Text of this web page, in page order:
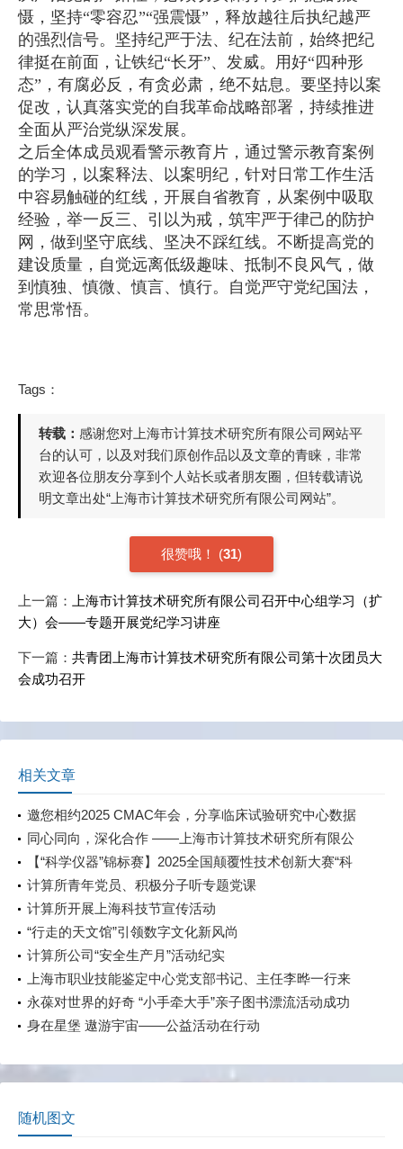
慑，坚持“零容忍”“强震慑”，释放越往后执纪越严
的强烈信号。坚持纪严于法、纪在法前，始终把纪
律挺在前面，让铁纪“长牙”、发威。用好“四种形
态”，有腐必反，有贪必肃，绝不姑息。要坚持以案
促改，认真落实党的自我革命战略部署，持续推进
全面从严治党纵深发展。
之后全体成员观看警示教育片，通过警示教育案例
的学习，以案释法、以案明纪，针对日常工作生活
中容易触碰的红线，开展自省教育，从案例中吸取
经验，举一反三、引以为戒，筑牢严于律己的防护
网，做到坚守底线、坚决不踩红线。不断提高党的
建设质量，自觉远离低级趣味、抵制不良风气，做
到慎独、慎微、慎言、慎行。自觉严守党纪国法，
常思常悟。
Tags：
转载： 感谢您对上海市计算技术研究所有限公司网站平
台的认可，以及对我们原创作品以及文章的青睐，非常
欢迎各位朋友分享到个人站长或者朋友圈，但转载请说
明文章出处“上海市计算技术研究所有限公司网站”。
很赞哦！ (31)
上一篇：
上海市计算技术研究所有限公司召开中心组学习（扩
大）会——专题开展党纪学习讲座
下一篇： 共青团上海市计算技术研究所有限公司第十次团员大
会成功召开
相关文章
邀您相约2025 CMAC年会，分享临床试验研究中心数据
直采经验与探索
同心同向，深化合作 ——上海市计算技术研究所有限公
司 与上海交易集团开展党建和业务共建活动
【“科学仪器”锦标赛】2025全国颠覆性技术创新大赛“科
学仪器”锦标赛
计算所青年党员、积极分子听专题党课
计算所开展上海科技节宣传活动
“行走的天文馆”引领数字文化新风尚
计算所公司“安全生产月”活动纪实
上海市职业技能鉴定中心党支部书记、主任李晔一行来
我公司调研指导职业技能等级认定工作
永葆对世界的好奇 “小手牵大手”亲子图书漂流活动成功
举行
身在星堡 遨游宇宙——公益活动在行动
随机图文